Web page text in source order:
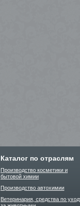
Каталог по отраслям
Производство косметики и
бытовой химии
Производство автохимии
Ветеринария, средства по